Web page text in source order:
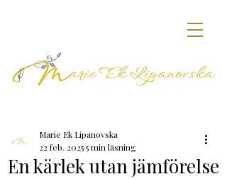
En kärlek utan jämförelse
Marie Ek Lipanovska
22 feb. 20255 min läsning